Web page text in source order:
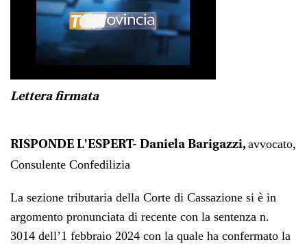
Lettera firmata
RISPONDE L'ESPERT- Daniela Barigazzi, avvocato,
Consulente Confedilizia
La sezione tributaria della Corte di Cassazione si è in
argomento pronunciata di recente con la sentenza n.
3014 dell’1 febbraio 2024 con la quale ha confermato la